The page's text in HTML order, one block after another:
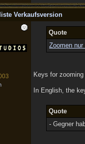
Verkaufsversion
Quote
Zoomen
Keys for
In English, the
Quote
- Gegner